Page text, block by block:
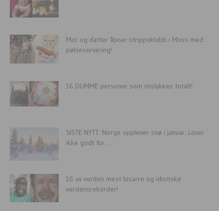
Mor og datter åpner strippeklubb i Moss med
pølseservering!
16 DUMME personer som mislykkes totalt!
SISTE NYTT: Norge opplever snø i januar. Lover
ikke godt for...
16 av verden mest bisarre og idiotiske
verdensrekorder!